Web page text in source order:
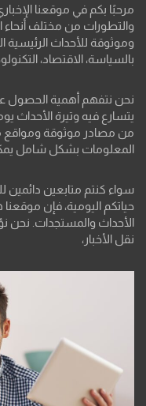
مرحبًا بكم في موقعنا
والتطورات من مختلف أنحاء
وموثوقة للأحداث
بالسياسة، الاقتصاد،
نحن نتفهم أهمية الحصول
يتسارع فيه وتيرة الأحداث
من مصادر موثوقة ومواقع
المعلومات بشكل شامل
سواء كنتم متابعين دائمين
حياتكم اليومية، فإن
الأحداث والمستجدات. نحن
نقل الأخبار،